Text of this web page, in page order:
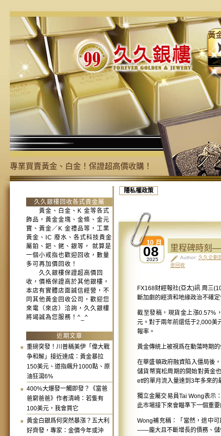
黃
專業買賣黃金、白金！保證超高價收購！
隱私權政策
久久銀樓回收各式貴金屬
黃金、白金、K 金等各式
飾品，黃金金塊、金條、金元
寶、黃金／K 金禮品等，工業
黃金、IC 廢水、各式科技貴金
屬鉑、鈀、銠、銀等， 就算是
一個小戒指也歡迎回收，數量
多可再加價回收！
久久銀樓保證超高價回
收，價格保證高於其他銀樓，
本店有實體店面誠信經營，不
同其他黃金回收公司，歡迎您
來電（來店）洽詢，久久銀樓
將竭誠為您服務！^_^
近期文章
重磅突發！川普稱美伊「偉大戰
争和解」接近達成：黃金暴拉
150美元、道指飆升1000點、原
油狂瀉6%
400%大爆發一觸即發？《富爸
爸窮爸爸》作者清崎：若隻有
100美元，我會買它
黃金白銀爲何突然暴漲？五大利
好齊發，專家：金價今年或沖
08
10 月
2025
里程碑時刻
Author: 久久企劃
金回收
FX168财經報社(亞太)訊 周三
斷加劇的經濟和地緣政治不確
截至發稿，現貨金上漲0.57%
元。對于兩年前還低于2,000美
報率。
黃金傳統上被視爲在動蕩時期
在華盛頓政府融資陷入僵局後
儲貨幣寬松周期的開始對黃金
etf的單月流入量達到3年多來的
獨立金屬交易員Tai Wong表示
此市場接下來會瞄準下一個重
Wong補充稱：「當然，途中
——龐大且不斷增長的債務、